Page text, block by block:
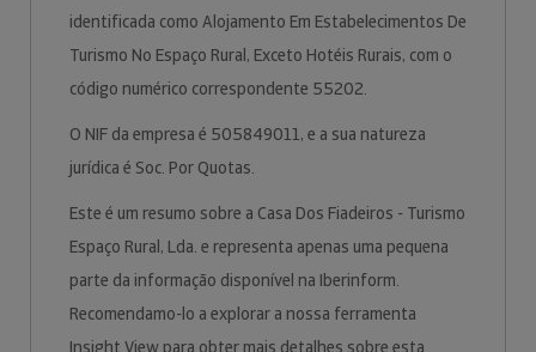
identificada como Alojamento Em Estabelecimentos De
Turismo No Espaço Rural, Exceto Hotéis Rurais, com o
código numérico correspondente 55202.
O NIF da empresa é 505849011, e a sua natureza
jurídica é Soc. Por Quotas.
Este é um resumo sobre a Casa Dos Fiadeiros - Turismo
Espaço Rural, Lda. e representa apenas uma pequena
parte da informação disponível na Iberinform.
Recomendamo-lo a explorar a nossa ferramenta
Insight View para obter mais detalhes sobre esta